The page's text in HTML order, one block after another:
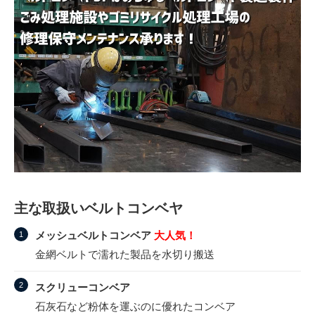
主な取扱いベルトコンベヤ
メッシュベルトコンベア 大人気！
金網ベルトで濡れた製品を水切り搬送
スクリューコンベア
石灰石など粉体を運ぶのに優れたコンベア